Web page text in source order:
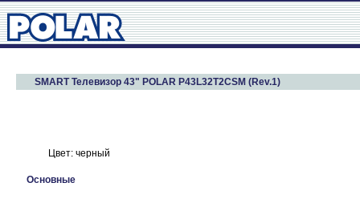
SMART Телевизор 43" POLAR P43L32T2CSM (Rev.1)
Цвет: черный
Основные